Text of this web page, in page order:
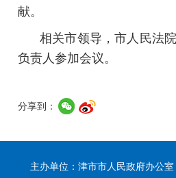
献。
相关市领导，市人民法
负责人参加会议。
分享到：
主办单位：津市市人民政府办公室